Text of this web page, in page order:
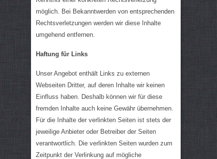
möglich. Bei Bekanntwerden von entsprechenden
Rechtsverletzungen werden wir diese Inhalte
umgehend entfernen.
Haftung für Links
Unser Angebot enthält Links zu externen
Webseiten Dritter, auf deren Inhalte wir keinen
Einfluss haben. Deshalb können wir für diese
fremden Inhalte auch keine Gewähr übernehmen.
Für die Inhalte der verlinkten Seiten ist stets der
jeweilige Anbieter oder Betreiber der Seiten
verantwortlich. Die verlinkten Seiten wurden zum
Zeitpunkt der Verlinkung auf mögliche